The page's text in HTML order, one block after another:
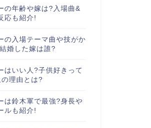
の年齢や嫁は?入場曲&
応も紹介!
の入場テーマ曲や技がか
婚した嫁は誰?
はいい人?子供好きって
理由とは?
は鈴木軍で最強?身長や
ルも紹介!